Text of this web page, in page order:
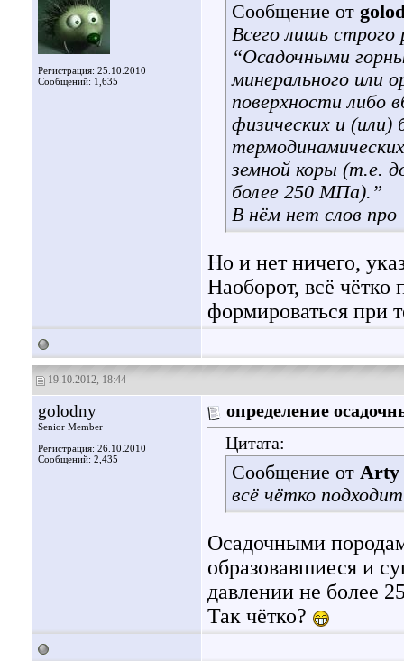
Регистрация: 25.10.2010
Сообщений: 1,635
Сообщение от
Всего лишь строго
“Осадочными
минерального или
поверхности либо
физических и (или)
земной коры (т.е.
более 250 MПа).”
В нём нет слов
Но и нет ничего,
Наоборот, всё чётко
формироваться при
19.10.2012, 18:44
golodny
Senior Member
Регистрация: 26.10.2010
Сообщений: 2,435
определение
Цитата:
Сообщение от Arty
всё чётко подходит
Осадочными
образовавшиеся и
давлении не более
Так чётко?